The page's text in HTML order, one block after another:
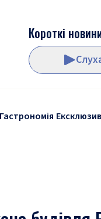
Короткі
Гастрономія Ексклюзив